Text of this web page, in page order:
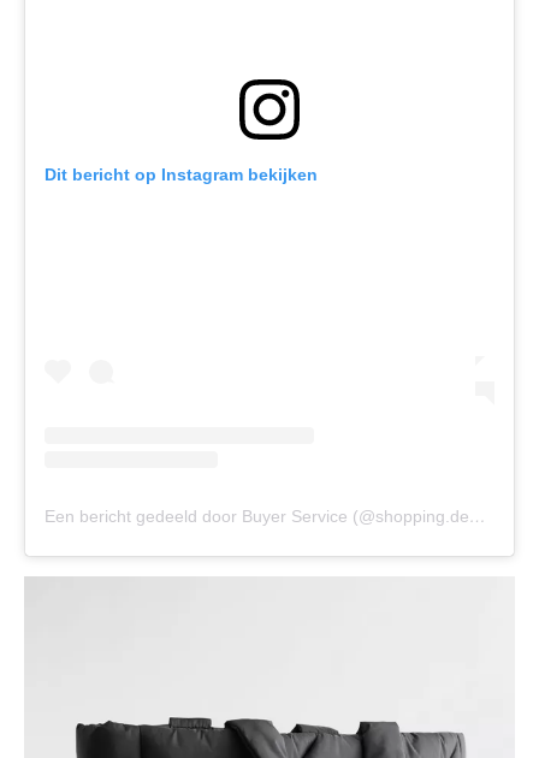
Dit bericht op Instagram bekijken
Een bericht gedeeld door Buyer Service (@shopping.dealer)